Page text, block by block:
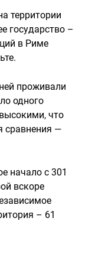
территории
государство –
в Риме
проживали
одного
что
сравнения —
начало с 301
вскоре
– 61